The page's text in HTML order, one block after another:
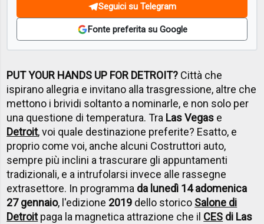
Seguici su Telegram
Fonte preferita su Google
PUT YOUR HANDS UP FOR DETROIT? Città che
ispirano allegria e invitano alla trasgressione, altre che
mettono i brividi soltanto a nominarle, e non solo per
una questione di temperatura. Tra Las Vegas e
Detroit, voi quale destinazione preferite? Esatto, e
proprio come voi, anche alcuni Costruttori auto,
sempre più inclini a trascurare gli appuntamenti
tradizionali, e a intrufolarsi invece alle rassegne
extrasettore. In programma da lunedì 14 adomenica
27 gennaio, l'edizione 2019 dello storico Salone di
Detroitpaga la magnetica attrazione che il CES di Las